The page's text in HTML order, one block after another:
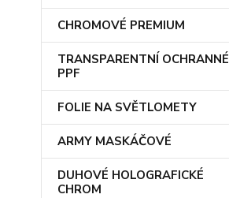
CHROMOVÉ PREMIUM
TRANSPARENTNÍ OCHRANNÉ
PPF
FOLIE NA SVĚTLOMETY
ARMY MASKÁČOVÉ
DUHOVÉ HOLOGRAFICKÉ
CHROM